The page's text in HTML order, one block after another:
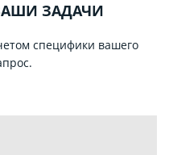
ЗАДАЧИ
специфики вашего